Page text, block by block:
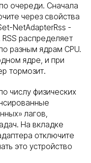
очереди. Сначала
через свойства
NetAdapterRss -
распределяет
разным ядрам CPU.
ядре, и при
тормозит.
числу физических
лагов,
На вкладке
отключите
это устройство